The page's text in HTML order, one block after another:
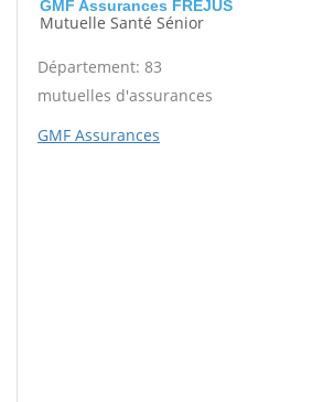
GMF Assurances FREJUS
Mutuelle Santé Sénior
Département: 83
mutuelles d'assurances
GMF Assurances